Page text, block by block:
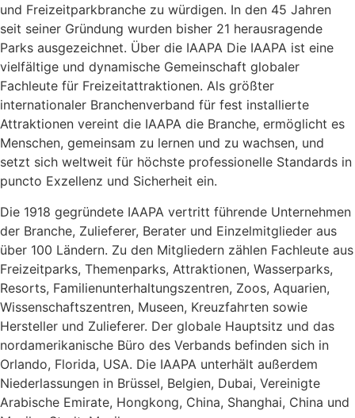
und Freizeitparkbranche zu würdigen. In den 45 Jahren
seit seiner Gründung wurden bisher 21 herausragende
Parks ausgezeichnet. Über die IAAPA Die IAAPA ist eine
vielfältige und dynamische Gemeinschaft globaler
Fachleute für Freizeitattraktionen. Als größter
internationaler Branchenverband für fest installierte
Attraktionen vereint die IAAPA die Branche, ermöglicht es
Menschen, gemeinsam zu lernen und zu wachsen, und
setzt sich weltweit für höchste professionelle Standards in
puncto Exzellenz und Sicherheit ein.
Die 1918 gegründete IAAPA vertritt führende Unternehmen
der Branche, Zulieferer, Berater und Einzelmitglieder aus
über 100 Ländern. Zu den Mitgliedern zählen Fachleute aus
Freizeitparks, Themenparks, Attraktionen, Wasserparks,
Resorts, Familienunterhaltungszentren, Zoos, Aquarien,
Wissenschaftszentren, Museen, Kreuzfahrten sowie
Hersteller und Zulieferer. Der globale Hauptsitz und das
nordamerikanische Büro des Verbands befinden sich in
Orlando, Florida, USA. Die IAAPA unterhält außerdem
Niederlassungen in Brüssel, Belgien, Dubai, Vereinigte
Arabische Emirate, Hongkong, China, Shanghai, China und